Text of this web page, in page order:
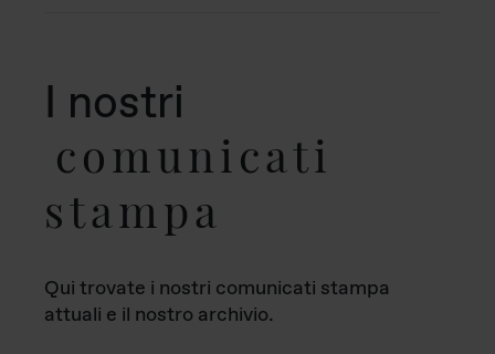
I nostri
comunicati
stampa
Qui trovate i nostri comunicati stampa
attuali e il nostro archivio.